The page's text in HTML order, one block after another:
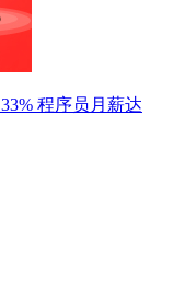
程序员月薪达